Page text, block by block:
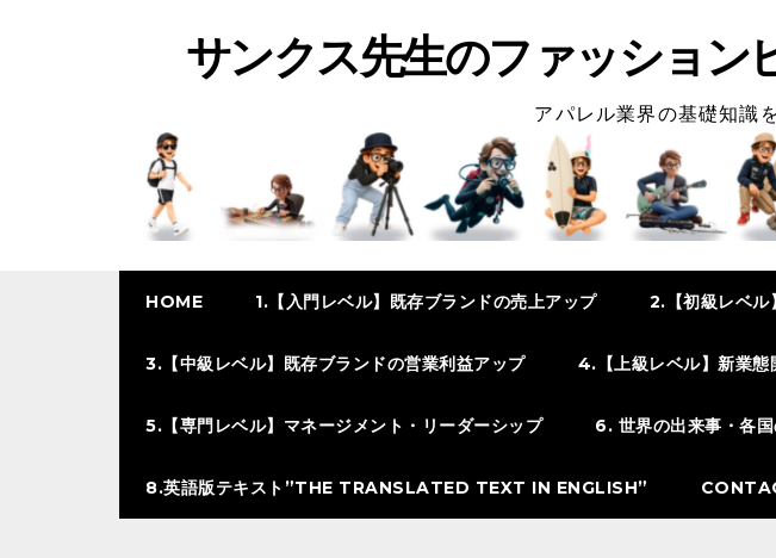
サンクス先生のファッション
アパレル業界の基礎知識
HOME 1.【入門レベル】既存ブランドの売上アップ 2.【初級レベル
3.【中級レベル】既存ブランドの営業利益アップ 4.【上級レベル】新業態
5.【専門レベル】マネージメント・リーダーシップ 6. 世界の出来事・各国
8.英語版テキスト”THE TRANSLATED TEXT IN ENGLISH”